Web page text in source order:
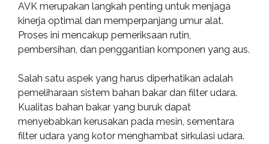
AVK merupakan langkah penting untuk menjaga
kinerja optimal dan memperpanjang umur alat.
Proses ini mencakup pemeriksaan rutin,
pembersihan, dan penggantian komponen yang aus.
Salah satu aspek yang harus diperhatikan adalah
pemeliharaan sistem bahan bakar dan filter udara.
Kualitas bahan bakar yang buruk dapat
menyebabkan kerusakan pada mesin, sementara
filter udara yang kotor menghambat sirkulasi udara.